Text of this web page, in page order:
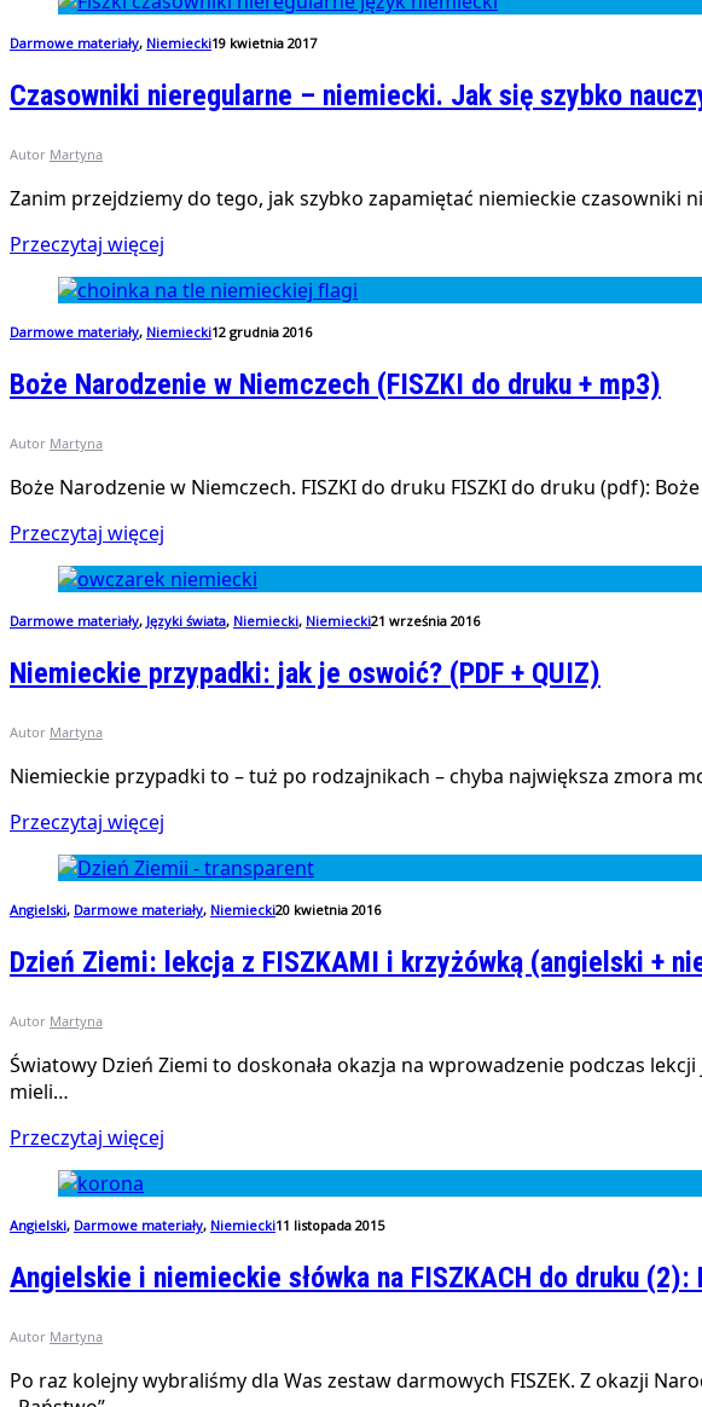
Darmowe materiały, Niemiecki19 kwietnia 2017
Czasowniki nieregularne – niemiecki. Jak się szybko
Autor Martyna
Zanim przejdziemy do tego, jak szybko zapamiętać niemieckie
Przeczytaj więcej
Darmowe materiały, Niemiecki12 grudnia 2016
Boże Narodzenie w Niemczech (FISZKI do druku + mp3)
Autor Martyna
Boże Narodzenie w Niemczech. FISZKI do druku FISZKI do druku (pdf):
Przeczytaj więcej
Darmowe materiały, Języki świata, Niemiecki, Niemiecki21 września 2016
Niemieckie przypadki: jak je oswoić? (PDF + QUIZ)
Autor Martyna
Niemieckie przypadki to – tuż po rodzajnikach – chyba największa zmora
Przeczytaj więcej
Angielski, Darmowe materiały, Niemiecki20 kwietnia 2016
Dzień Ziemi: lekcja z FISZKAMI i krzyżówką (angielski +
Autor Martyna
Światowy Dzień Ziemi to doskonała okazja na wprowadzenie podczas
mieli…
Przeczytaj więcej
Angielski, Darmowe materiały, Niemiecki11 listopada 2015
Angielskie i niemieckie słówka na FISZKACH do druku (2):
Autor Martyna
Po raz kolejny wybraliśmy dla Was zestaw darmowych FISZEK. Z okazji